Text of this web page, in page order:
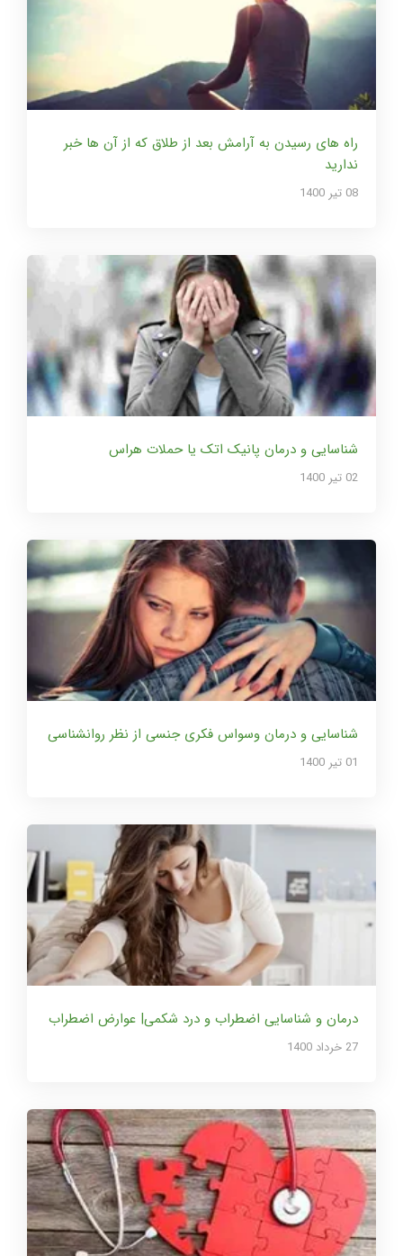
راه های رسیدن به آرامش بعد از طلاق که از آن ها خبر
ندارید
08 تير 1400
شناسایی و درمان پانیک اتک یا حملات هراس
02 تير 1400
شناسایی و درمان وسواس فکری جنسی از نظر روانشناسی
01 تير 1400
درمان و شناسایی اضطراب و درد شکمی| عوارض اضطراب
27 خرداد 1400